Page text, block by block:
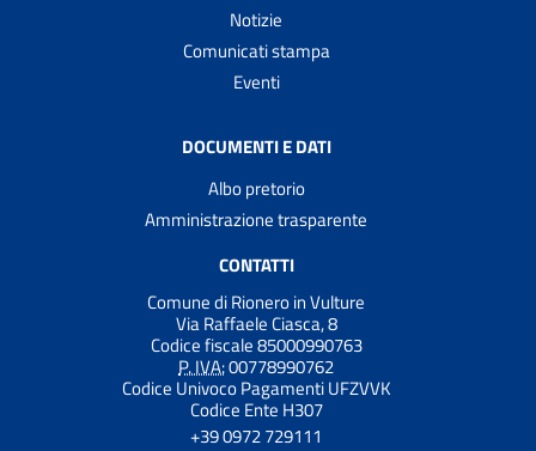
Notizie
Comunicati stampa
Eventi
DOCUMENTI E DATI
Albo pretorio
Amministrazione trasparente
CONTATTI
Comune di Rionero in Vulture
Via Raffaele Ciasca, 8
Codice fiscale 85000990763
P. IVA:00778990762
Codice Univoco Pagamenti UFZVVK
Codice Ente H307
+39 0972 729111